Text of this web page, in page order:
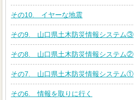
その10. イヤーな地震
その9. 山口県土木防災情報システム③
その8. 山口県土木防災情報システム②
その7. 山口県土木防災情報システム①
その6. 情報を取りに行く